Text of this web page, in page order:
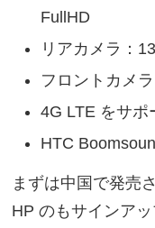
FullHD
リアカメラ：
フロントカメ
4G LTE をサポ
HTC
まずは中国で発売
HP のもサインア